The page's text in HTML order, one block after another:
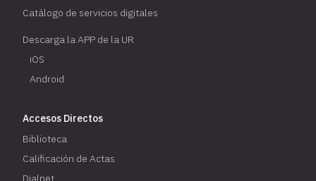
Catálogo de servicios digitales
Descarga la APP de la UR
iOS
Android
Accesos Directos
Biblioteca
Calificación de Actas
Dialnet